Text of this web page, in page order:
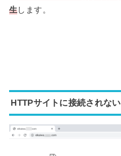
生します。
HTTPサイトに接続されない